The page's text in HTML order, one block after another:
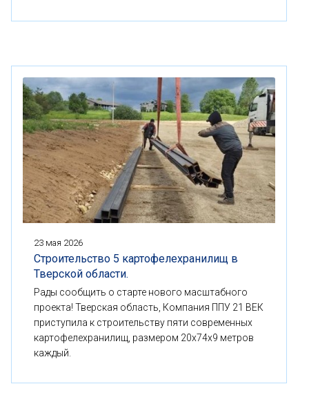
23 мая 2026
Строительство 5 картофелехранилищ в
Тверской области.
Рады сообщить о старте нового масштабного
проекта! Тверская область, Компания ППУ 21 ВЕК
приступила к строительству пяти современных
картофелехранилищ, размером 20x74x9 метров
каждый.